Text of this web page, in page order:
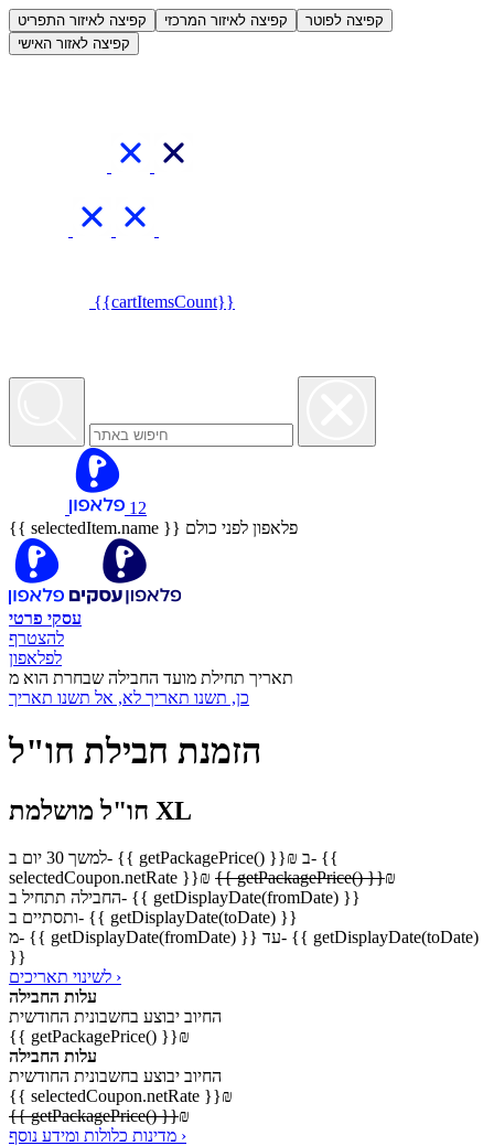
קפיצה לאיזור התפריט קפיצה לאיזור המרכזי
קפיצה לפוטר
קפיצה לאזור האישי
{{cartItemsCount}}
12
{{ selectedItem.name }} פלאפון לפני כולם
עסקי פרטי
להצטרף
לפלאפון
תאריך תחילת מועד החבילה שבחרת הוא מ
כן, תשנו תאריך לא, אל תשנו תאריך
הזמנת חבילת חו"ל
חו"ל מושלמת XL
למשך 30 יוםב- {{ getPackagePrice() }}₪ ב- {{
selectedCoupon.netRate }}₪ {{ getPackagePrice() }}₪
החבילה תתחיל ב- {{ getDisplayDate(fromDate) }}
ותסתיים ב- {{ getDisplayDate(toDate) }}
מ- {{ getDisplayDate(fromDate) }} עד- {{ getDisplayDate(toDate)
}}
לשינוי תאריכים ›
עלות החבילה
החיוב יבוצע בחשבונית החודשית
{{ getPackagePrice() }}₪
עלות החבילה
החיוב יבוצע בחשבונית החודשית
{{ selectedCoupon.netRate }}₪
{{ getPackagePrice() }}₪
מדינות כלולות ומידע נוסף ›